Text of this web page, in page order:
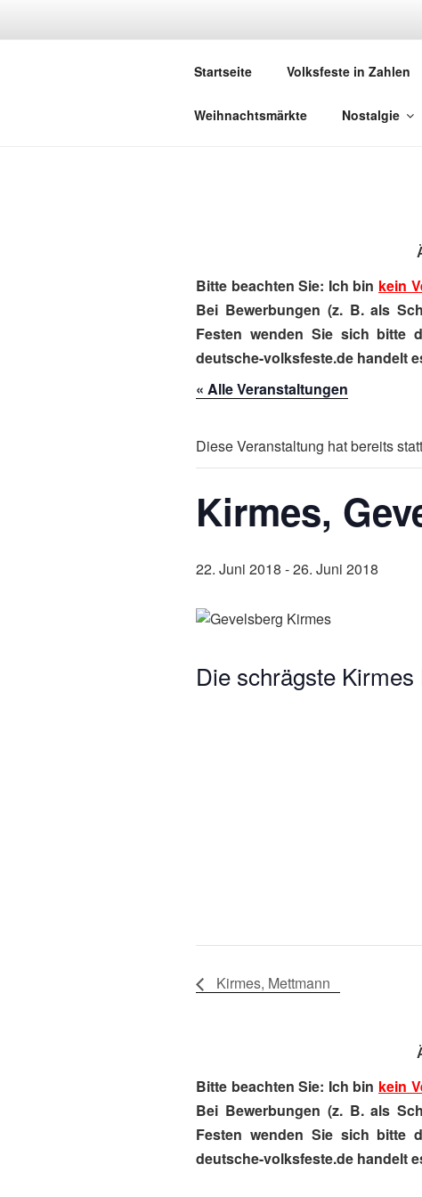
DEUTSCHE
Startseite Volksfeste in Zahlen
Weihnachtsmärkte Nostalgie
Bitte beachten Sie: Ich bin kein
Bei Bewerbungen (z. B. als
Festen wenden Sie sich bitte
deutsche-volksfeste.de handelt
« Alle Veranstaltungen
Diese Veranstaltung hat bereits
Kirmes,
22. Juni 2018 -26. Juni 2018
Die schrägste Kirmes
Kirmes, Mettmann
Bitte beachten Sie: Ich bin kein
Bei Bewerbungen (z. B. als
Festen wenden Sie sich bitte
deutsche-volksfeste.de handelt